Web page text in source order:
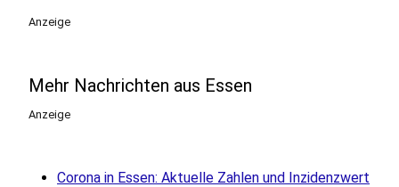
Anzeige
Mehr Nachrichten aus Essen
Anzeige
Corona in Essen: Aktuelle Zahlen und Inzidenzwert